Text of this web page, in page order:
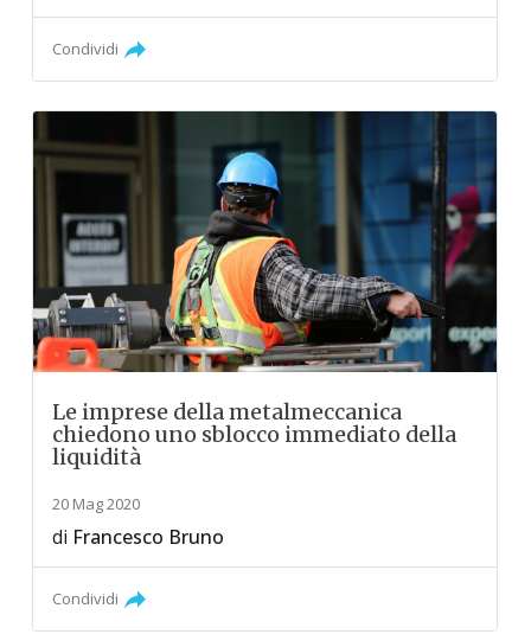
Condividi
Le imprese della metalmeccanica
chiedono uno sblocco immediato della
liquidità
20 Mag 2020
di Francesco Bruno
Condividi